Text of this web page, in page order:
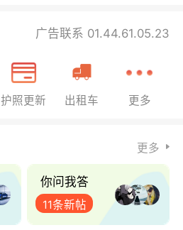
广告联系 01.44.61.05.23
护照更新 出租车 更多
更多
你问我答
11条新帖